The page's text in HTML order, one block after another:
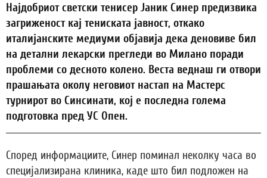
Најдобриот светски тенисер Јаник Синер предизвика
загриженост кај тениската јавност, откако
италијанските медиуми објавија дека деновиве бил
на детални лекарски прегледи во Милано поради
проблеми со десното колено. Веста веднаш ги отвори
прашањата околу неговиот настап на Мастерс
турнирот во Синсинати, кој е последна голема
подготовка пред УС Опен.
Според информациите, Синер поминал неколку часа во
специјализирана клиника, каде што бил подложен на